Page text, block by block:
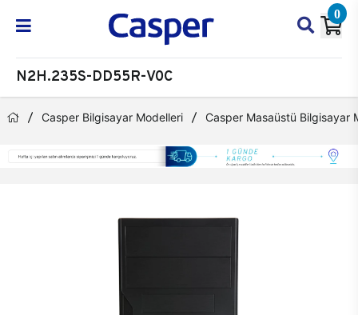
0
N2H.235S-DD55R-V0C
Casper Bilgisayar Modelleri Casper Masaüstü Bilgisayar